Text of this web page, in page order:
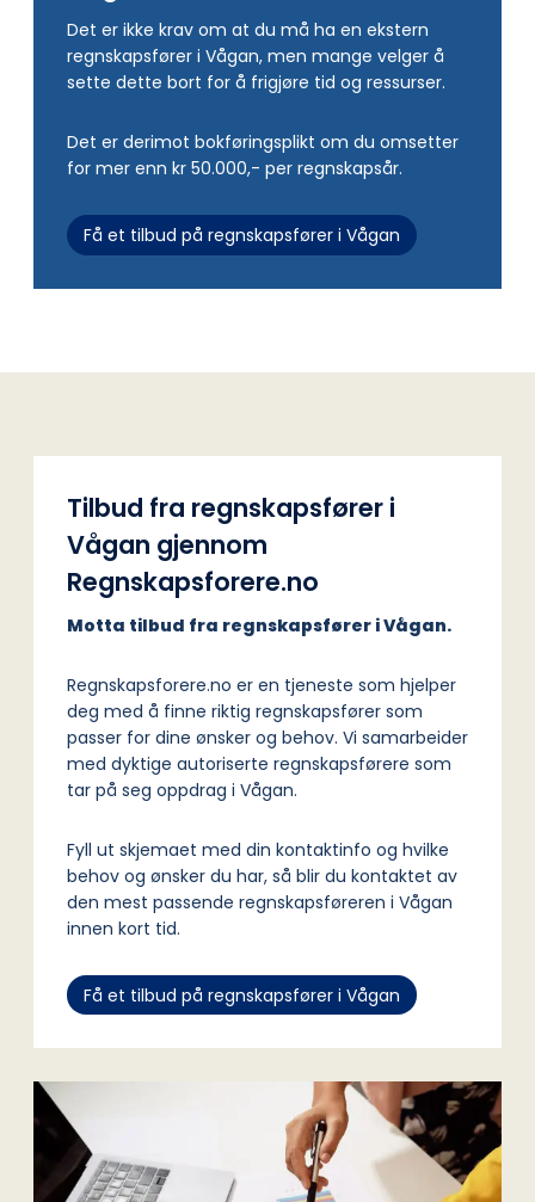
Det er ikke krav om at du må ha en ekstern
regnskapsfører i Vågan, men mange velger å
sette dette bort for å frigjøre tid og ressurser.
Det er derimot bokføringsplikt om du omsetter
for mer enn kr 50.000,- per regnskapsår.
Få et tilbud på regnskapsfører i Vågan
Tilbud fra regnskapsfører i
Vågan gjennom
Regnskapsforere.no
Motta tilbud fra regnskapsfører i Vågan.
Regnskapsforere.no er en tjeneste som hjelper
deg med å finne riktig regnskapsfører som
passer for dine ønsker og behov. Vi samarbeider
med dyktige autoriserte regnskapsførere som
tar på seg oppdrag i Vågan.
Fyll ut skjemaet med din kontaktinfo og hvilke
behov og ønsker du har, så blir du kontaktet av
den mest passende regnskapsføreren i Vågan
innen kort tid.
Få et tilbud på regnskapsfører i Vågan